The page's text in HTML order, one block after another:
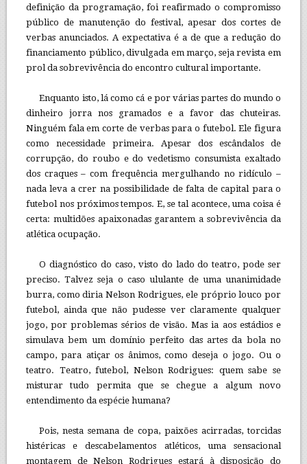
definição da programação, foi reafirmado o compromisso
público de manutenção do festival, apesar dos cortes de
verbas anunciados. A expectativa é a de que a redução do
financiamento público, divulgada em março, seja revista em
prol da sobrevivência do encontro cultural importante.
Enquanto isto, lá como cá e por várias partes do mundo o
dinheiro jorra nos gramados e a favor das chuteiras.
Ninguém fala em corte de verbas para o futebol. Ele figura
como necessidade primeira. Apesar dos escândalos de
corrupção, do roubo e do vedetismo consumista exaltado
dos craques – com frequência mergulhando no ridículo –
nada leva a crer na possibilidade de falta de capital para o
futebol nos próximos tempos. E, se tal acontece, uma coisa é
certa: multidões apaixonadas garantem a sobrevivência da
atlética ocupação.
O diagnóstico do caso, visto do lado do teatro, pode ser
preciso. Talvez seja o caso ululante de uma unanimidade
burra, como diria Nelson Rodrigues, ele próprio louco por
futebol, ainda que não pudesse ver claramente qualquer
jogo, por problemas sérios de visão. Mas ia aos estádios e
simulava bem um domínio perfeito das artes da bola no
campo, para atiçar os ânimos, como deseja o jogo. Ou o
teatro. Teatro, futebol, Nelson Rodrigues: quem sabe se
misturar tudo permita que se chegue a algum novo
entendimento da espécie humana?
Pois, nesta semana de copa, paixões acirradas, torcidas
histéricas e descabelamentos atléticos, uma sensacional
montagem de Nelson Rodrigues estará à disposição do